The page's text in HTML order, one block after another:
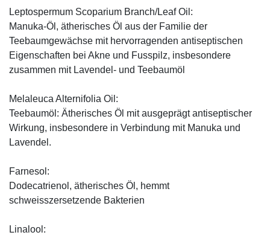
Leptospermum Scoparium Branch/Leaf Oil:
Manuka-Öl, ätherisches Öl aus der Familie der
Teebaumgewächse mit hervorragenden antiseptischen
Eigenschaften bei Akne und Fusspilz, insbesondere
zusammen mit Lavendel- und Teebaumöl
Melaleuca Alternifolia Oil:
Teebaumöl: Ätherisches Öl mit ausgeprägt antiseptischer
Wirkung, insbesondere in Verbindung mit Manuka und
Lavendel.
Farnesol:
Dodecatrienol, ätherisches Öl, hemmt
schweisszersetzende Bakterien
Linalool: